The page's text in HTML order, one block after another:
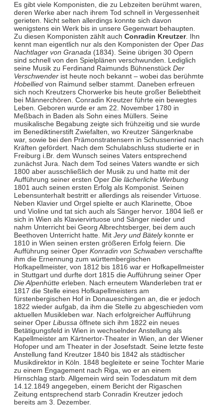
Es gibt viele Komponisten, die zu Lebzeiten berühmt waren,
deren Werke aber nach ihrem Tod schnell in Vergessenheit
gerieten. Nicht selten allerdings konnte sich davon
wenigstens ein Werk bis in unsere Gegenwart behaupten.
Zu diesen Komponisten zählt auch Conradin Kreutzer. Ihn
kennt man eigentlich nur als den Komponisten der Oper Das
Nachtlager von Granada (1834). Seine übrigen 30 Opern
sind schnell von den Spielplänen verschwunden. Lediglich
seine Musik zu Ferdinand Raimunds Bühnenstück Der
Verschwenderist heute noch bekannt – wobei das berühmte
Hobelliedvon Raimund selber stammt. Daneben erfreuen
sich noch Kreutzers Chorwerke bis heute großer Beliebtheit
bei Männerchören. Conradin Kreutzer führte ein bewegtes
Leben. Geboren wurde er am 22. November 1780 in
Meßbach in Baden als Sohn eines Müllers. Seine
musikalische Begabung zeigte sich frühzeitig und sie wurde
im Benediktinerstift Zwiefalten, wo Kreutzer Sängerknabe
war, sowie bei den Prämonstratensern in Schussenried nach
Kräften gefördert. Nach dem Schulabschluss studierte er in
Freiburg i.Br. dem Wunsch seines Vaters entsprechend
zunächst Jura. Nach dem Tod seines Vaters wandte er sich
1800 aber ausschließlich der Musik zu und hatte mit der
Aufführung seiner ersten Oper Die lächerliche Werbung
1801 auch seinen ersten Erfolg als Komponist. Seinen
Lebensunterhalt bestritt er allerdings als reisender Virtuose.
Neben Klavier und Orgel spielte er auch Klarinette, Oboe
und Violine und tat sich auch als Sänger hervor. 1804 ließ er
sich in Wien als Klaviervirtuose und Sänger nieder und
nahm Unterricht bei Georg Albrechtsberger, bei dem auch
Beethoven Unterricht hatte. Mit Jery und Bätelykonnte er
1810 in Wien seinen ersten größeren Erfolg feiern. Die
Aufführung seiner Oper Konradin von Schwaben verschaffte
ihm die Ernennung zum württembergischen
Hofkapellmeister, von 1812 bis 1816 war er Hofkapellmeister
in Stuttgart und durfte dort 1815 die Aufführung seiner Oper
Die Alpenhütteerleben. Nach erneutem Wanderleben trat er
1817 die Stelle eines Hofkapellmeisters am
fürstenbergischen Hof in Donaueschingen an, die er jedoch
1822 wieder aufgab, da ihm die Stelle zu abgeschieden vom
aktuellen Musikleben war. Nach erfolgreicher Aufführung
seiner Oper Libussa öffnete sich ihm 1822 ein neues
Betätigungsfeld in Wien in wechselnder Anstellung als
Kapellmeister am Kärtnertor-Theater in Wien, an der Wiener
Hofoper und am Theater in der Josefstadt. Seine letzte feste
Anstellung fand Kreutzer 1840 bis 1842 als städtischer
Musikdirektor in Köln. 1848 begleitete er seine Tochter Marie
zu einem Engagement nach Riga, wo er an einem
Hirnschlag starb. Allgemein wird sein Todesdatum mit dem
14.12.1849 angegeben, einem Bericht der Rigaschen
Zeitung entsprechend starb Conradin Kreutzer jedoch
bereits am 3. Dezember.